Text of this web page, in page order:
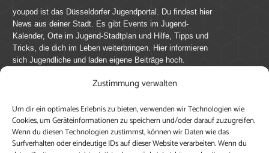
Zustimmung verwalten
Um dir ein optimales Erlebnis zu bieten, verwenden wir Technologien wie
Cookies, um Geräteinformationen zu speichern und/oder darauf zuzugreifen.
Wenn du diesen Technologien zustimmst, können wir Daten wie das
Surfverhalten oder eindeutige IDs auf dieser Website verarbeiten. Wenn du
youpod ist das Düsseldorfer Jugendportal. Du findest hier
News aus deiner Stadt. Es gibt Events im Jugend-
Kalender, Orte im Jugend-Stadtplan und Hilfe, Tipps und
Tricks, die dich im Leben weiterbringen. Hier informieren
sich Jugendliche und laden eigene Beiträge hoch.
Mach mit bei youpod.de!
youpod.de lebt von Menschen wie dir. Sammel
journalistische Erfahrung, teile deine Perspektive und
veröffentliche deine Beiträge auf youpod.de.Du musst